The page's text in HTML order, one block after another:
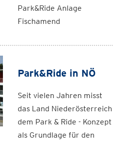
Park&Ride Anlage
Fischamend
Park&Ride in NÖ
Seit vielen Jahren misst
das Land Niederösterreich
dem Park & Ride - Konzept
als Grundlage für den